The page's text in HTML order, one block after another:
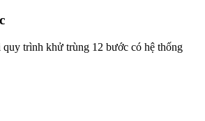
quy trình khử trùng 12 bước có hệ thống